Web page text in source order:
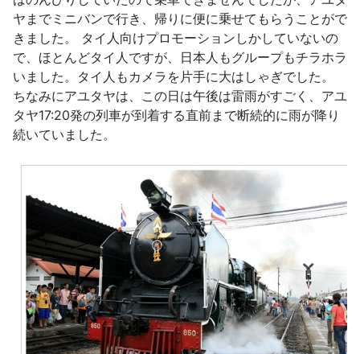
ヤまでミニバンで行き、帰りに便に乗せてもらうことがで
きました。 タイ人向けプロモーションしかしていないの
で、ほとんどタイ人ですが、日本人もグループもチラホラ
いました。タイ人もカメラを片手に大はしゃぎでした。
ちなみにアユタヤは、この日は午後は雷雨がすごく、アユ
タヤ17:20発の列車が到着する直前まで断続的に雨が降り
続いていました。